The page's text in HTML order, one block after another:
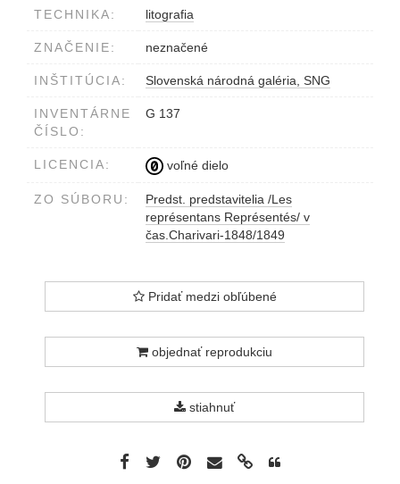
TECHNIKA: litografia
ZNAČENIE: neznačené
INŠTITÚCIA: Slovenská národná galéria, SNG
INVENTÁRNE
ČÍSLO:
G 137
LICENCIA: voľné dielo
ZO SÚBORU:
Predst. predstavitelia /Les
représentans Représentés/ v
čas.Charivari-1848/1849
Pridať medzi obľúbené
objednať reprodukciu
stiahnuť